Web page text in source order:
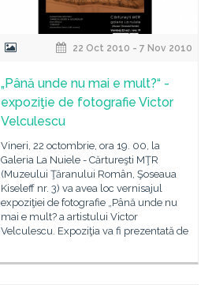
22 Oct 2010 - 7 Nov 2010
„Până unde nu mai e mult?“ -
expoziţie de fotografie Victor
Velculescu
Vineri, 22 octombrie, ora 19. 00, la
Galeria La Nuiele - Cărtureşti MŢR
(Muzeului Ţăranului Român, Şoseaua
Kiseleff nr. 3) va avea loc vernisajul
expoziţiei de fotografie „Până unde nu
mai e mult? a artistului Victor
Velculescu. Expoziţia va fi prezentată de